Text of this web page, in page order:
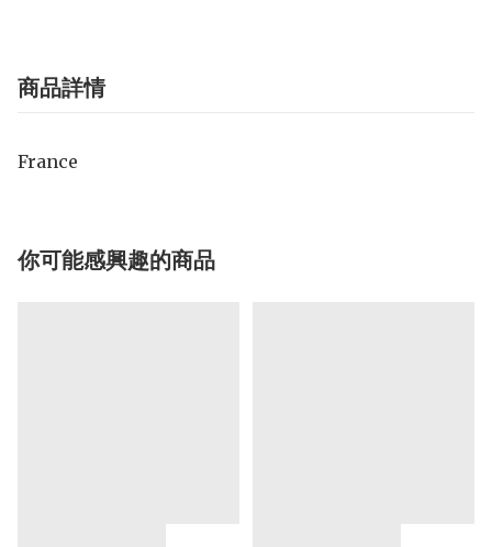
商品詳情
France
你可能感興趣的商品